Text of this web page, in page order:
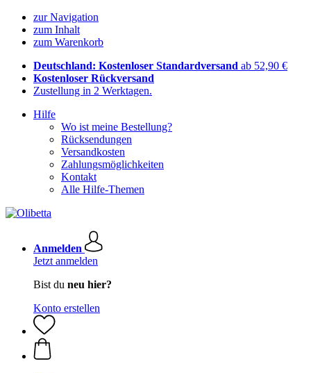
zur Navigation
zum Inhalt
zum Warenkorb
Deutschland: Kostenloser Standardversand ab 52,90 €
Kostenloser Rückversand
Zustellung in 2 Werktagen.
Hilfe
Wo ist meine Bestellung?
Rücksendungen
Versandkosten
Zahlungsmöglichkeiten
Kontakt
Alle Hilfe-Themen
Anmelden
Jetzt anmelden
Bist du neu hier?
Konto erstellen